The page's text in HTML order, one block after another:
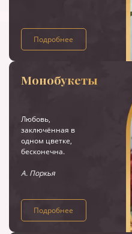
Подробнее
Монобукеты
Любовь,
заключённая в
одном цветке,
бесконечна.
А. Поркья
Подробнее